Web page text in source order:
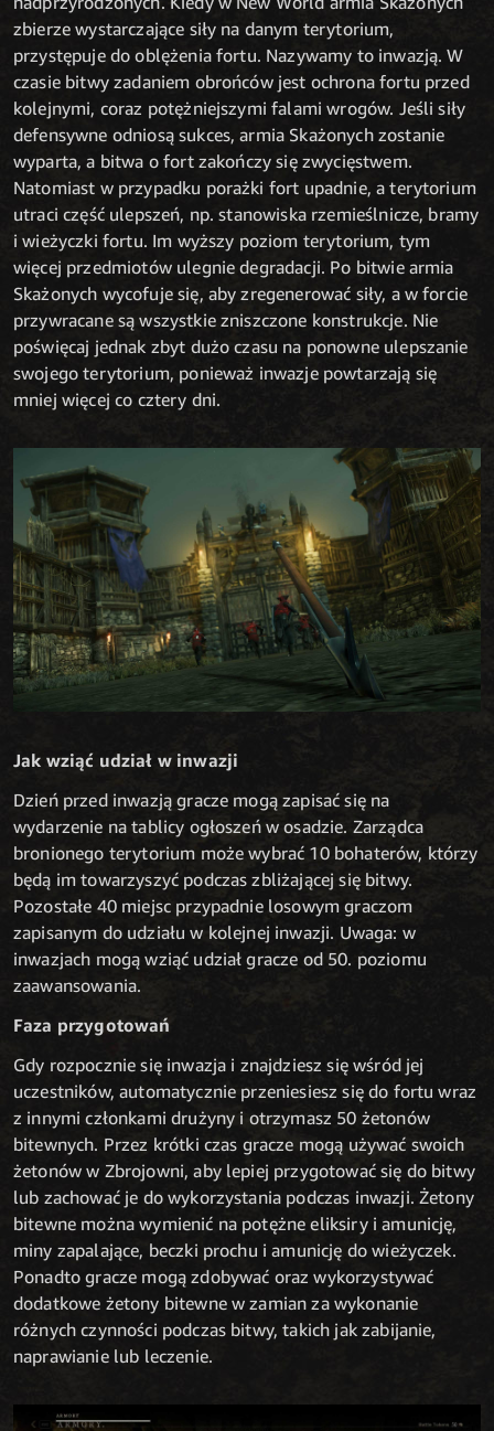
zbierze wystarczające siły na danym terytorium,
przystępuje do oblężenia fortu. Nazywamy to inwazją. W
czasie bitwy zadaniem obrońców jest ochrona fortu przed
kolejnymi, coraz potężniejszymi falami wrogów. Jeśli siły
defensywne odniosą sukces, armia Skażonych zostanie
wyparta, a bitwa o fort zakończy się zwycięstwem.
Natomiast w przypadku porażki fort upadnie, a terytorium
utraci część ulepszeń, np. stanowiska rzemieślnicze, bramy
i wieżyczki fortu. Im wyższy poziom terytorium, tym
więcej przedmiotów ulegnie degradacji. Po bitwie armia
Skażonych wycofuje się, aby zregenerować siły, a w forcie
przywracane są wszystkie zniszczone konstrukcje. Nie
poświęcaj jednak zbyt dużo czasu na ponowne ulepszanie
swojego terytorium, ponieważ inwazje powtarzają się
mniej więcej co cztery dni.
Jak wziąć udział w inwazji
Dzień przed inwazją gracze mogą zapisać się na
wydarzenie na tablicy ogłoszeń w osadzie. Zarządca
bronionego terytorium może wybrać 10 bohaterów, którzy
będą im towarzyszyć podczas zbliżającej się bitwy.
Pozostałe 40 miejsc przypadnie losowym graczom
zapisanym do udziału w kolejnej inwazji. Uwaga: w
inwazjach mogą wziąć udział gracze od 50. poziomu
zaawansowania.
Faza przygotowań
Gdy rozpocznie się inwazja i znajdziesz się wśród jej
uczestników, automatycznie przeniesiesz się do fortu wraz
z innymi członkami drużyny i otrzymasz 50 żetonów
bitewnych. Przez krótki czas gracze mogą używać swoich
żetonów w Zbrojowni, aby lepiej przygotować się do bitwy
lub zachować je do wykorzystania podczas inwazji. Żetony
bitewne można wymienić na potężne eliksiry i amunicję,
miny zapalające, beczki prochu i amunicję do wieżyczek.
Ponadto gracze mogą zdobywać oraz wykorzystywać
dodatkowe żetony bitewne w zamian za wykonanie
różnych czynności podczas bitwy, takich jak zabijanie,
naprawianie lub leczenie.